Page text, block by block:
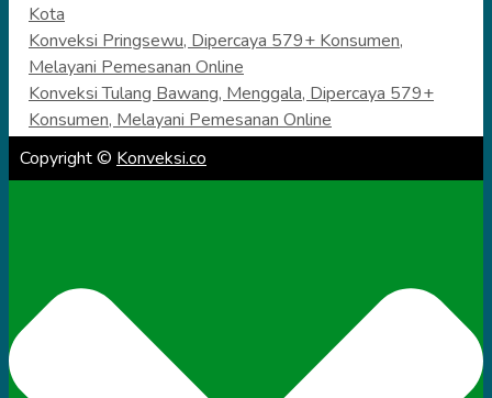
Categories
Kota
Konveksi Pringsewu, Dipercaya 579+ Konsumen,
Melayani Pemesanan Online
Konveksi Tulang Bawang, Menggala, Dipercaya 579+
Konsumen, Melayani Pemesanan Online
Copyright © Konveksi.co